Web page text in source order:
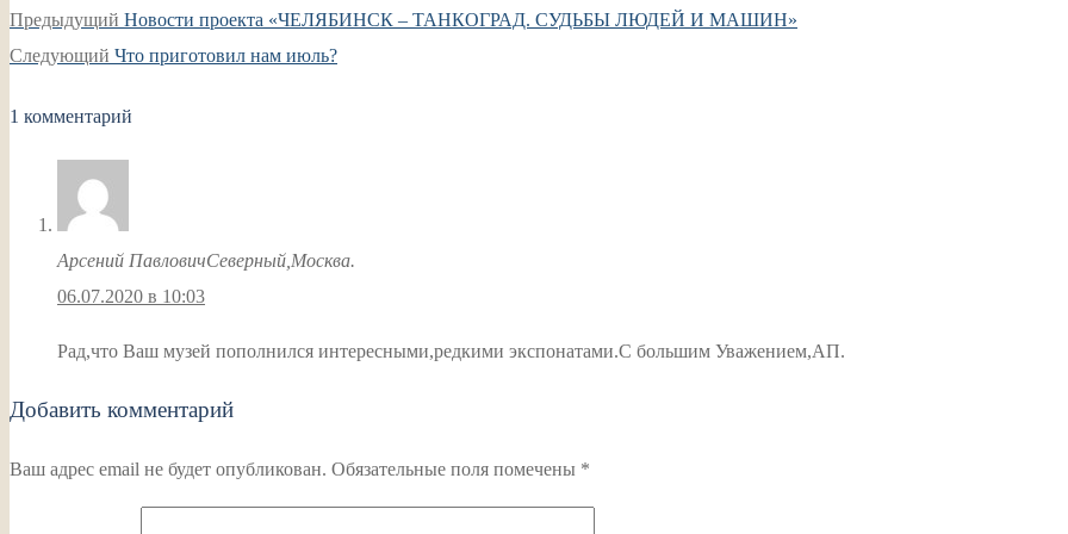
Навигация
по
Предыдущий Предыдущая
запись:
Новости проекта «ЧЕЛЯБИНСК – ТАНКОГРАД. СУДЬБЫ ЛЮДЕЙ И МАШИН»
Следующий Следующая
Что приготовил нам июль?
1 комментарий
Арсений ПавловичСеверный,Москва.
06.07.2020 в 10:03
Рад,что Ваш музей пополнился интересными,редкими экспонатами.С большим Уважением,АП.
Добавить комментарий
Ваш адрес email не будет опубликован. Обязательные поля помечены *